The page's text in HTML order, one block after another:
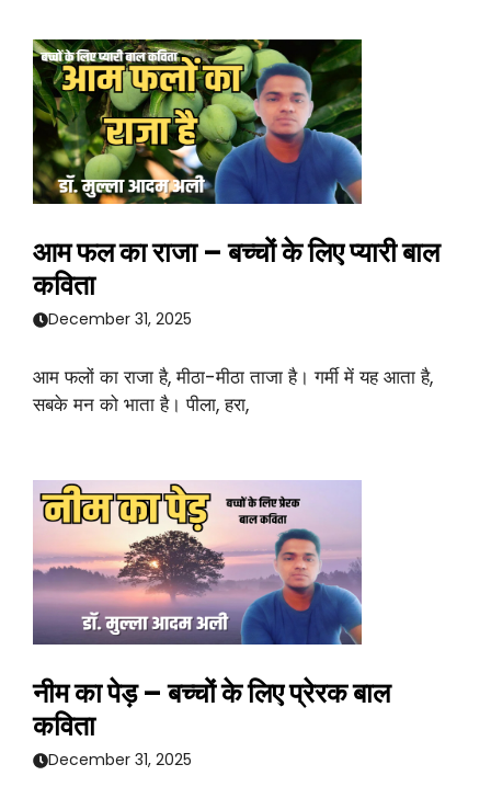
आम फल का राजा – बच्चों के लिए प्यारी बाल
कविता
December 31, 2025
आम फलों का राजा है, मीठा-मीठा ताजा है। गर्मी में यह आता है,
सबके मन को भाता है। पीला, हरा,
नीम का पेड़ – बच्चों के लिए प्रेरक बाल
कविता
December 31, 2025